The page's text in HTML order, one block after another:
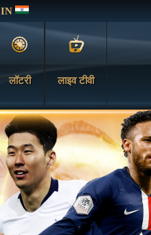
IN
लॉटरी लाइव टीवी